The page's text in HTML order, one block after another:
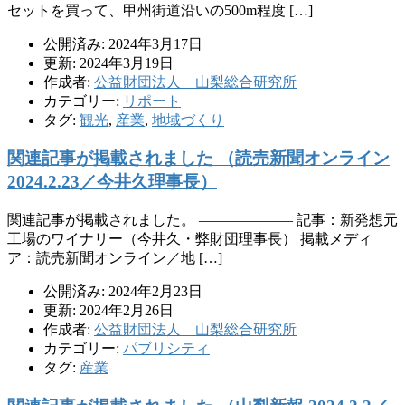
セットを買って、甲州街道沿いの500m程度 […]
公開済み: 2024年3月17日
更新: 2024年3月19日
作成者: 公益財団法人 山梨総合研究所
カテゴリー: リポート
タグ: 観光, 産業, 地域づくり
関連記事が掲載されました （読売新聞オンライン
2024.2.23／今井久理事長）
関連記事が掲載されました。 ——————– 記事：新発想元
工場のワイナリー（今井久・弊財団理事長） 掲載メディ
ア：読売新聞オンライン／地 […]
公開済み: 2024年2月23日
更新: 2024年2月26日
作成者: 公益財団法人 山梨総合研究所
カテゴリー: パブリシティ
タグ: 産業